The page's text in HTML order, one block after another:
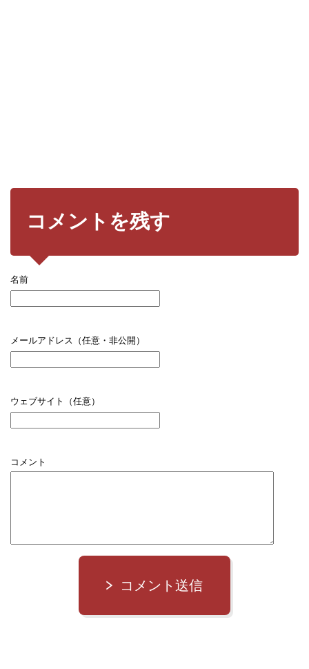
コメントを残す
名前
メールアドレス（任意・非公開）
ウェブサイト（任意）
コメント
コメント送信